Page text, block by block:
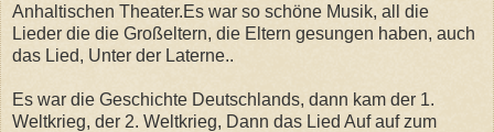
Anhaltischen Theater.Es war so schöne Musik, all die
Lieder die die Großeltern, die Eltern gesungen haben, auch
das Lied, Unter der Laterne..
Es war die Geschichte Deutschlands, dann kam der 1.
Weltkrieg, der 2. Weltkrieg, Dann das Lied Auf auf zum